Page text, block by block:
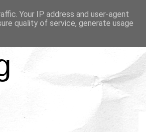
Your IP address and user-agent
quality of service, generate usage